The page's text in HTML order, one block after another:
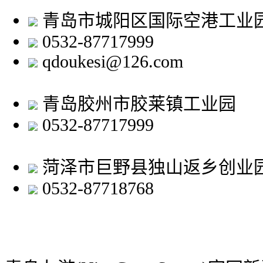
青岛市城阳区国际空港工业
0532-87717999
qdoukesi@126.com
青岛胶州市胶莱镇工业园
0532-87717999
菏泽市巨野县独山返乡创业
0532-87718768